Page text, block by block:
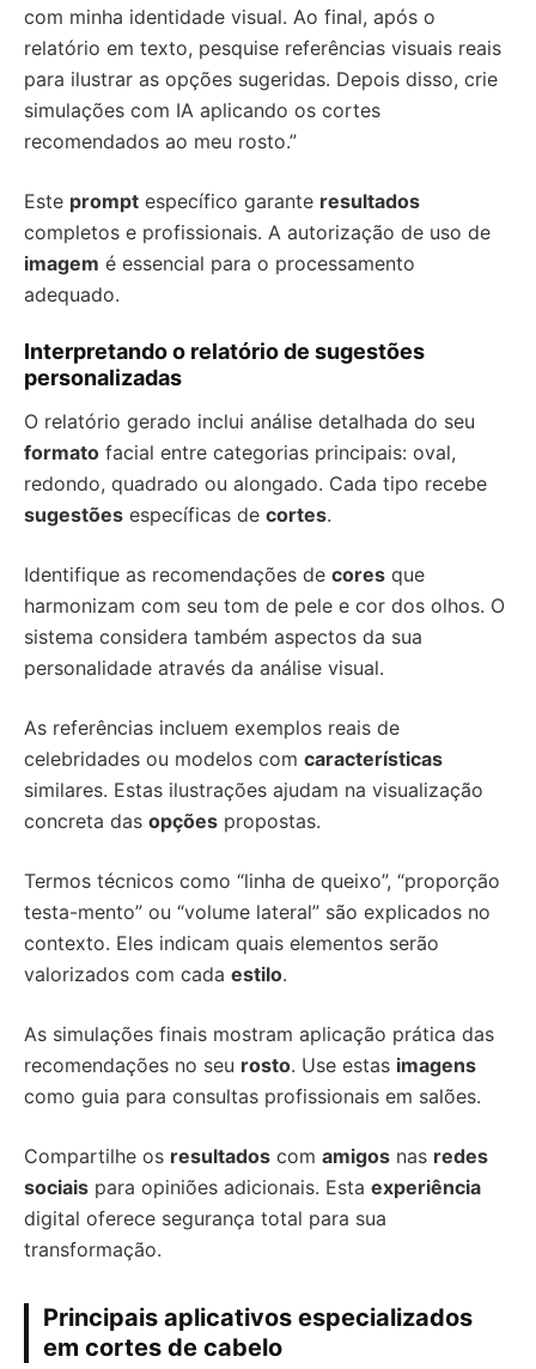
com minha identidade visual. Ao final, após o
relatório em texto, pesquise referências visuais reais
para ilustrar as opções sugeridas. Depois disso, crie
simulações com IA aplicando os cortes
recomendados ao meu rosto.”
Este prompt específico garante resultados
completos e profissionais. A autorização de uso de
imagem é essencial para o processamento
adequado.
Interpretando o relatório de sugestões
personalizadas
O relatório gerado inclui análise detalhada do seu
formato facial entre categorias principais: oval,
redondo, quadrado ou alongado. Cada tipo recebe
sugestões específicas de cortes.
Identifique as recomendações de cores que
harmonizam com seu tom de pele e cor dos olhos. O
sistema considera também aspectos da sua
personalidade através da análise visual.
As referências incluem exemplos reais de
celebridades ou modelos com características
similares. Estas ilustrações ajudam na visualização
concreta das opções propostas.
Termos técnicos como “linha de queixo”, “proporção
testa-mento” ou “volume lateral” são explicados no
contexto. Eles indicam quais elementos serão
valorizados com cada estilo.
As simulações finais mostram aplicação prática das
recomendações no seu rosto. Use estas imagens
como guia para consultas profissionais em salões.
Compartilhe os resultados com amigos nas redes
sociais para opiniões adicionais. Esta experiência
digital oferece segurança total para sua
transformação.
Principais aplicativos especializados
em cortes de cabelo